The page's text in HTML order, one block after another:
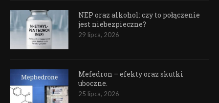
NEP oraz alkohol: czy to połączenie
jest niebezpieczne?
29 lipca, 2026
Mefedron – efekty oraz skutki
uboczne.
25 lipca, 2026